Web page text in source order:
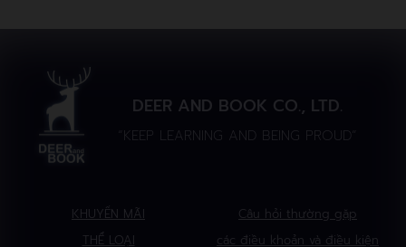
DEER AND BOOK CO., LTD.
“KEEP LEARNING AND BEING PROUD”
KHUYẾN MÃI
Câu hỏi thường gặp
THỂ LOẠI
các điều khoản và điều kiện